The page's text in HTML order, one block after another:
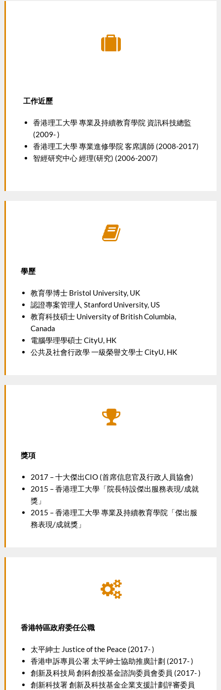
工作近歷
香港理工大學 專業及持續教育學院 資訊科技總監
(2009- )
香港理工大學 專業進修學院 客席講師 (2008-2017)
智經研究中心 經理(研究) (2006-2007)
學歷
教育學博士 Bristol University, UK
認證專案管理人 Stanford University, US
教育科技碩士 University of British Columbia,
Canada
電腦學理學碩士 CityU, HK
公共及社會行政學 一級榮譽文學士 CityU, HK
獎項
2017 – 十大傑出CIO (首席信息官及行政人員協會)
2015 – 香港理工大學「院長特設傑出服務表現/成就
獎」
2015 – 香港理工大學 專業及持續教育學院「傑出服
務表現/成就獎」
香港特區政府委任公職
太平紳士 Justice of the Peace (2017- )
香港申訴專員公署 太平紳士協助推廣計劃 (2017- )
創新及科技局 創科創投基金諮詢委員會委員 (2017- )
創新科技署 創新及科技基金企業支援計劃評審委員